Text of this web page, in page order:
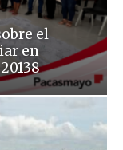
el
en